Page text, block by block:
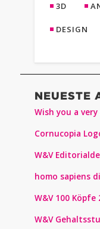
3D
DESIGN
NEUESTE
Wish you a
Cornucopia
W&V
homo sapiens
W&V 100 Köpfe
W&V